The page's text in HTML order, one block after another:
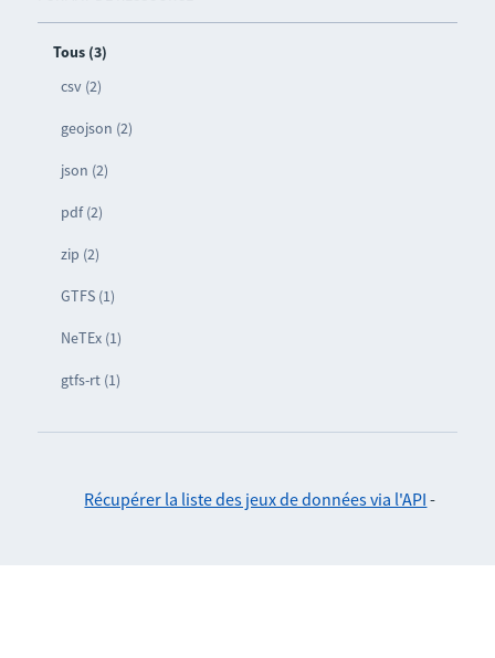
Tous (3)
csv (2)
geojson (2)
json (2)
pdf (2)
zip (2)
GTFS (1)
NeTEx (1)
gtfs-rt (1)
Récupérer la liste des jeux de données via l'API -